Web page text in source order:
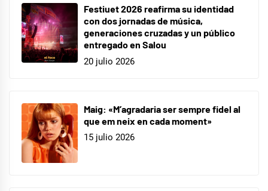
Festiuet 2026 reafirma su identidad
con dos jornadas de música,
generaciones cruzadas y un público
entregado en Salou
20 julio 2026
Maig: «M’agradaria ser sempre fidel al
que em neix en cada moment»
15 julio 2026